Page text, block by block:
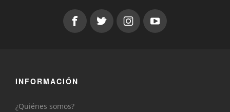
INFORMACIÓN
¿Quiénes somos?